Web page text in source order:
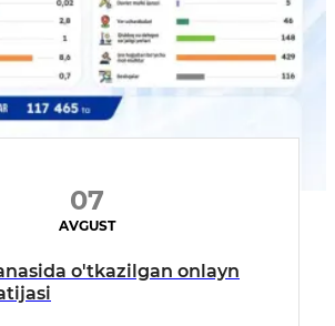
07
AVGUST
o'tkazilgan onlayn